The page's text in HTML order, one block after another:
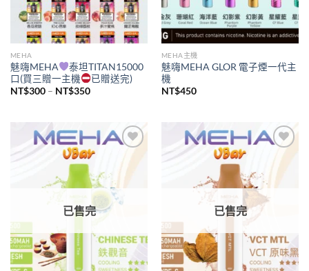
MEHA
魅嗨MEHA
泰坦TITAN15000
口(買三贈一主機
已贈送完)
NT$300 – NT$350價
到
NT$350
MEHA主機
魅嗨MEHA GLOR 電子煙一代主
機
NT$450
wishlist
已售完
wishlist
已售完